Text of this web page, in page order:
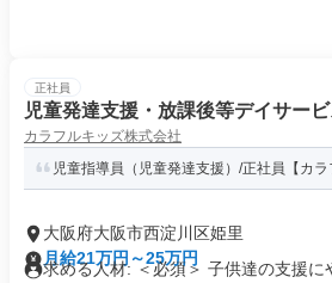
正社員
児童発達支援・放課後等デイサー
カラフルキッズ株式会社
児童指導員（児童発達支援）/正社員【カラ
大阪府大阪市西淀川区姫里
月給21万円～25万円
求める人材: ＜必須＞ 子供達の支援に